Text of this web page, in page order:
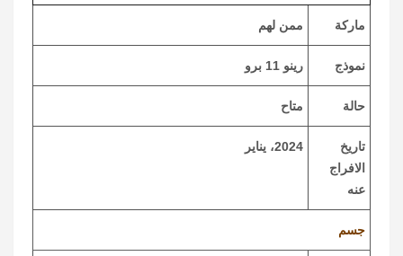
ماركة ممن لهم
نموذج رينو 11 برو
حالة متاح
تاريخ
الافراج
عنه
2024، يناير
جسم